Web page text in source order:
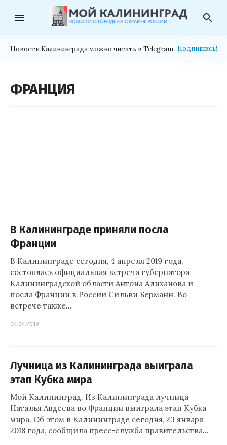
menu search
Новости Калининграда можно читать в Telegram. Подпишись!
ФРАНЦИЯ
В Калининграде приняли посла
Франции
В Калининграде сегодня, 4 апреля 2019 года,
состоялась официальная встреча губернатора
Калининградской области Антона Алиханова и
посла Франции в России Сильви Берманн. Во
встрече также…
04.04.2019
Лучница из Калининграда выиграла
этап Кубка мира
Мой Калининград. Из Калининграда лучница
Наталья Авдеева во Франции выиграла этап Кубка
мира. Об этом в Калининграде сегодня, 23 января
2018 года, сообщила пресс-служба правительства…